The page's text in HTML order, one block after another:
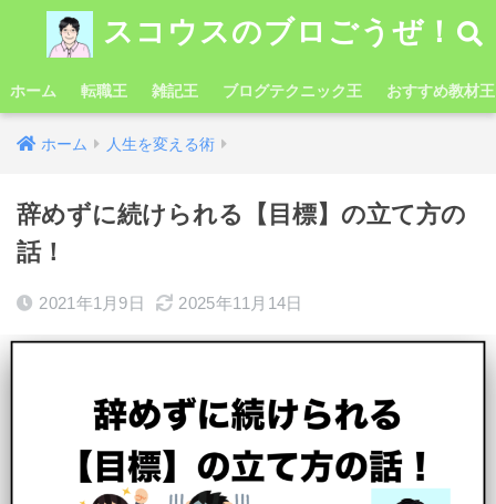
スコウスのブロごうぜ！
ホーム 転職王 雑記王 ブログテクニック王 おすすめ教材王
ホーム 人生を変える術
辞めずに続けられる【目標】の立て方の
話！
2021年1月9日 2025年11月14日